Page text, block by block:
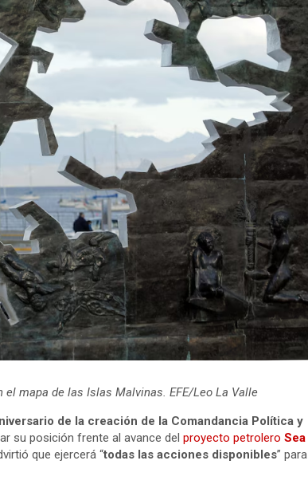
mapa de las Islas Malvinas. EFE/Leo La Valle
de la creación de la Comandancia Política y
su posición frente al avance del proyecto petrolero Sea
que ejercerá “todas las acciones disponibles” para